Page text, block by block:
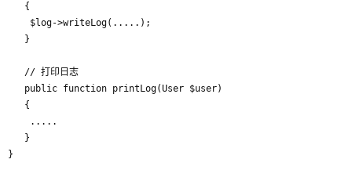
   {
   }
   // 打印日志
   public function printLog(User $user)
   {
   }
}